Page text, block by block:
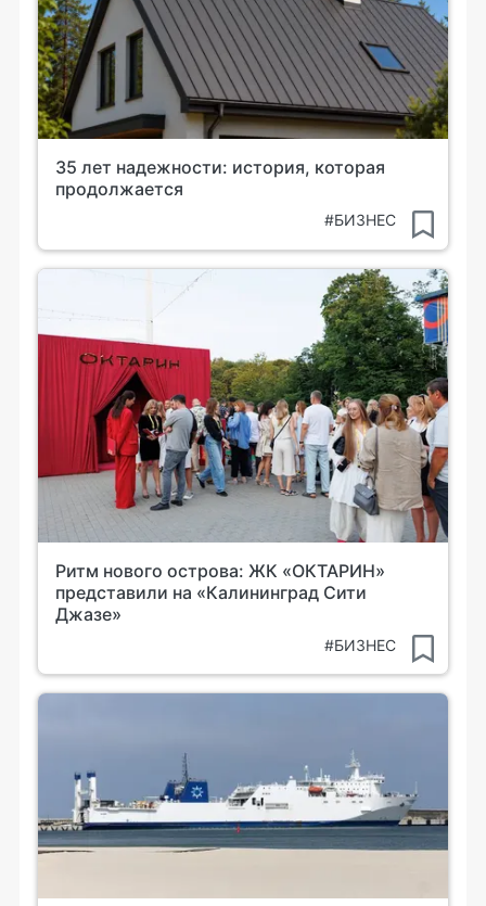
35 лет надежности: история, которая
продолжается
#БИЗНЕС
Ритм нового острова: ЖК «ОКТАРИН»
представили на «Калининград Сити
Джазе»
#БИЗНЕС